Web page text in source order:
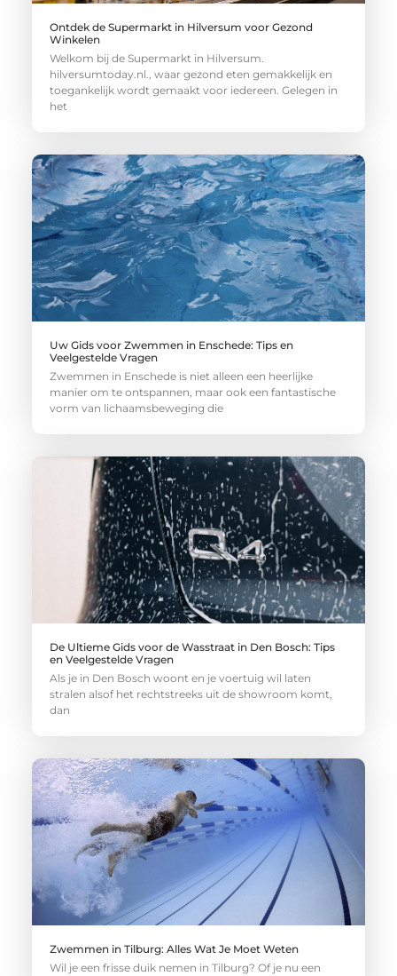
Ontdek de Supermarkt in Hilversum voor Gezond
Winkelen
Welkom bij de Supermarkt in Hilversum.
hilversumtoday.nl., waar gezond eten gemakkelijk en
toegankelijk wordt gemaakt voor iedereen. Gelegen in
het
Uw Gids voor Zwemmen in Enschede: Tips en
Veelgestelde Vragen
Zwemmen in Enschede is niet alleen een heerlijke
manier om te ontspannen, maar ook een fantastische
vorm van lichaamsbeweging die
De Ultieme Gids voor de Wasstraat in Den Bosch: Tips
en Veelgestelde Vragen
Als je in Den Bosch woont en je voertuig wil laten
stralen alsof het rechtstreeks uit de showroom komt,
dan
Zwemmen in Tilburg: Alles Wat Je Moet Weten
Wil je een frisse duik nemen in Tilburg? Of je nu een